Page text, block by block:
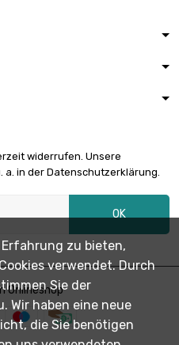
widerrufen. Unsere
a. in der Datenschutzerklärung.
OK
Onlineshop
zu bieten,
verwendet. Durch
Sie der
Wir haben eine neue
die Sie benötigen